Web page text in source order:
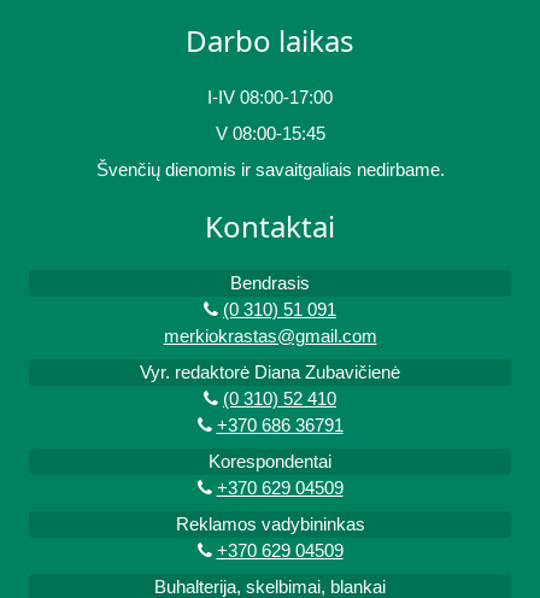
Darbo laikas
I-IV 08:00-17:00
V 08:00-15:45
Švenčių dienomis ir savaitgaliais nedirbame.
Kontaktai
Bendrasis
(0 310) 51 091
merkiokrastas@gmail.com
Vyr. redaktorė Diana Zubavičienė
(0 310) 52 410
+370 686 36791
Korespondentai
+370 629 04509
Reklamos vadybininkas
+370 629 04509
Buhalterija, skelbimai, blankai